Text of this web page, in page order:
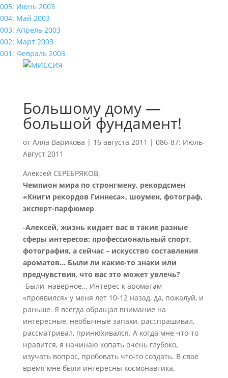
005: Июнь 2003
004: Май 2003
003: Апрель 2003
002: Март 2003
001: Февраль 2003
Большому дому —
большой фундамент!
от Алла Варикова | 16 августа 2011 | 086-87: Июль-
Август 2011
Алексей СЕРЕБРЯКОВ,
Чемпион мира по стронгмену, рекордсмен
«Книги рекордов Гиннеса», шоумен, фотограф,
эксперт-парфюмер
-Алексей, жизнь кидает вас в такие разные
сферы интересов: профессиональный спорт,
фотография, а сейчас – искусство составления
ароматов… Были ли какие-то знаки или
предчувствия, что вас это может увлечь?
-Были, наверное… Интерес к ароматам
«проявился» у меня лет 10-12 назад, да, пожалуй, и
раньше. Я всегда обращал внимание на
интересные, необычные запахи, расспрашивал,
рассматривал, принюхивался. А когда мне что-то
нравится, я начинаю копать очень глубоко,
изучать вопрос, пробовать что-то создать. В свое
время мне были интересны космонавтика,